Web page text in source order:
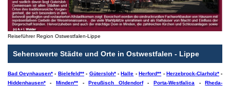
Reiseführer Region Ostwestfalen-Lippe
Sehenswerte Städte und Orte in Ostwestfalen - Lippe
Bad Oeynhausen* - Bielefeld**- Gütersloh*-Halle -Herford** - Herzebrock-Clarholz*-
Hiddenhausen*- Minden**-Preußisch Oldendorf-Porta-Westfalica -Rheda-